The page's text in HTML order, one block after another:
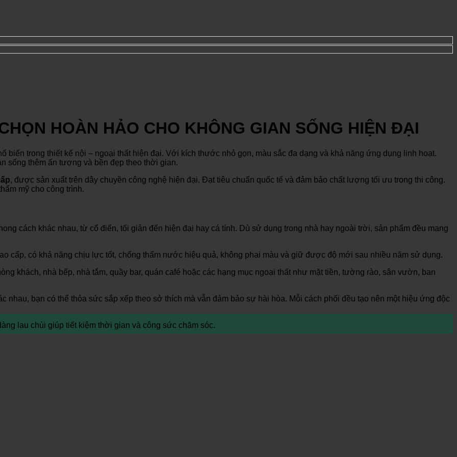
HOÀN HẢO CHO KHÔNG GIAN SỐNG HIỆN ĐẠI
biến trong thiết kế nội – ngoại thất hiện đại. Với kích thước nhỏ gọn, màu sắc đa dạng và khả năng ứng dụng linh hoạt.
sống thêm ấn tượng và bền đẹp theo thời gian.
, được sản xuất trên dây chuyền công nghệ hiện đại. Đạt tiêu chuẩn quốc tế và đảm bảo chất lượng tối ưu trong thi công.
mỹ cho công trình.
cách khác nhau, từ cổ điển, tối giản đến hiện đại hay cá tính. Dù sử dụng trong nhà hay ngoài trời, sản phẩm đều mang
cấp, có khả năng chịu lực tốt, chống thấm nước hiệu quả, không phai màu và giữ được độ mới sau nhiều năm sử dụng.
khách, nhà bếp, nhà tắm, quầy bar, quán café hoặc các hạng mục ngoại thất như mặt tiền, tường rào, sân vườn, ban
nhau, bạn có thể thỏa sức sắp xếp theo sở thích mà vẫn đảm bảo sự hài hòa. Mỗi cách phối đều tạo nên một hiệu ứng độc
lau chùi giúp tiết kiệm thời gian và công sức chăm sóc.